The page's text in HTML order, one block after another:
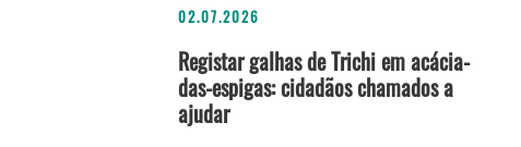
02.07.2026
Registar galhas de Trichi em acácia-
das-espigas: cidadãos chamados a
ajudar